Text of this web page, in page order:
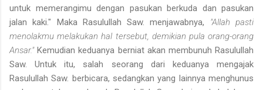
untuk memerangimu dengan pasukan berkuda dan pasukan
jalan kaki." Maka Rasulullah Saw. menjawabnya, "Allah pasti
menolakmu melakukan hal tersebut, demikian pula orang-orang
Ansar."Kemudian keduanya berniat akan membunuh Rasulullah
Saw. Untuk itu, salah seorang dari keduanya mengajak
Rasulullah Saw. berbicara, sedangkan yang lainnya menghunus